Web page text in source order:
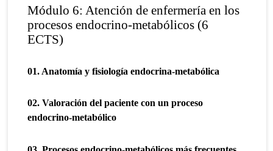
Módulo 6: Atención de enfermería en los
procesos endocrino-metabólicos (6
ECTS)
01. Anatomía y fisiología endocrina-metabólica
02. Valoración del paciente con un proceso
endocrino-metabólico